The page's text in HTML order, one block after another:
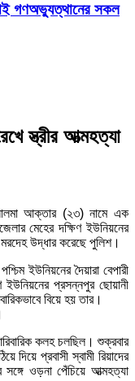
গণঅভ্যুত্থানের সকল
স্ত্রীর আত্মহত্যা
আক্তার (২৩) নামে এক
মেহের দক্ষিণ ইউনিয়নের
উদ্ধার করেছে পুলিশ।
ইউনিয়নের দৈয়ারা বেপারী
ইউনিয়নের প্রসন্নপুর ছোয়ানী
বিয়ে হয় তার।
কলহ চলছিল। শুক্রবার
দিয়ে প্রবাসী স্বামী রিয়াদের
ওড়না পেঁচিয়ে আত্মহত্যা